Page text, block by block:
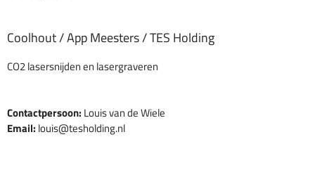
Coolhout / App Meesters / TES Holding
CO2 lasersnijden en lasergraveren
Contactpersoon: Louis van de Wiele
Email: louis@tesholding.nl